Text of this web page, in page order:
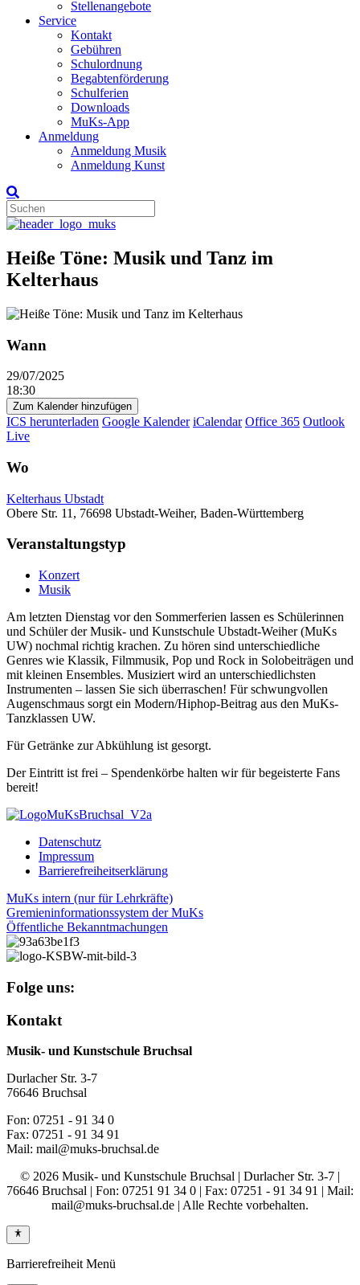
Stellenangebote
Service
Kontakt
Gebühren
Schulordnung
Begabtenförderung
Schulferien
Downloads
MuKs-App
Anmeldung
Anmeldung Musik
Anmeldung Kunst
Heiße Töne: Musik und Tanz im
Kelterhaus
Wann
29/07/2025
18:30
Zum Kalender hinzufügen
ICS herunterladen Google Kalender iCalendar Office 365 Outlook
Live
Wo
Kelterhaus Ubstadt
Obere Str. 11, 76698 Ubstadt-Weiher, Baden-Württemberg
Veranstaltungstyp
Konzert
Musik
Am letzten Dienstag vor den Sommerferien lassen es Schülerinnen
und Schüler der Musik- und Kunstschule Ubstadt-Weiher (MuKs
UW) nochmal richtig krachen. Zu hören sind unterschiedliche
Genres wie Klassik, Filmmusik, Pop und Rock in Solobeiträgen und
mit kleinen Ensembles. Musiziert wird an unterschiedlichsten
Instrumenten – lassen Sie sich überraschen! Für schwungvollen
Augenschmaus sorgt ein Modern/Hiphop-Beitrag aus den MuKs-
Tanzklassen UW.
Für Getränke zur Abkühlung ist gesorgt.
Der Eintritt ist frei – Spendenkörbe halten wir für begeisterte Fans
bereit!
Datenschutz
Impressum
Barrierefreiheitserklärung
MuKs intern (nur für Lehrkräfte)
Gremieninformationssystem der MuKs
Öffentliche Bekanntmachungen
Folge uns:
Kontakt
Musik- und Kunstschule Bruchsal
Durlacher Str. 3-7
76646 Bruchsal
Fon: 07251 - 91 34 0
Fax: 07251 - 91 34 91
Mail: mail@muks-bruchsal.de
© 2026 Musik- und Kunstschule Bruchsal | Durlacher Str. 3-7 |
76646 Bruchsal | Fon: 07251 91 34 0 | Fax: 07251 - 91 34 91 | Mail:
mail@muks-bruchsal.de | Alle Rechte vorbehalten.
Barrierefreiheit Menü